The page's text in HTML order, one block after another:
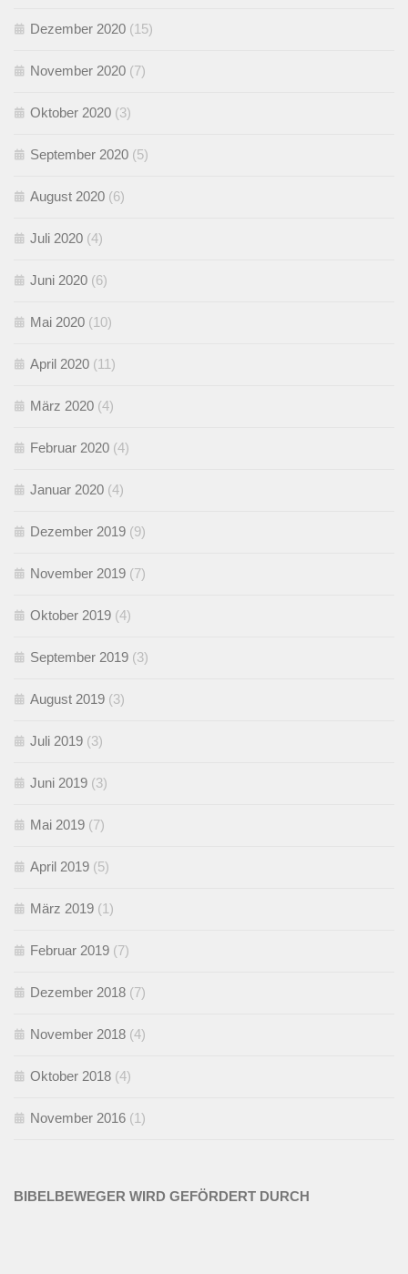
Dezember 2020 (15)
November 2020 (7)
Oktober 2020 (3)
September 2020 (5)
August 2020 (6)
Juli 2020 (4)
Juni 2020 (6)
Mai 2020 (10)
April 2020 (11)
März 2020 (4)
Februar 2020 (4)
Januar 2020 (4)
Dezember 2019 (9)
November 2019 (7)
Oktober 2019 (4)
September 2019 (3)
August 2019 (3)
Juli 2019 (3)
Juni 2019 (3)
Mai 2019 (7)
April 2019 (5)
März 2019 (1)
Februar 2019 (7)
Dezember 2018 (7)
November 2018 (4)
Oktober 2018 (4)
November 2016 (1)
BIBELBEWEGER WIRD GEFÖRDERT DURCH